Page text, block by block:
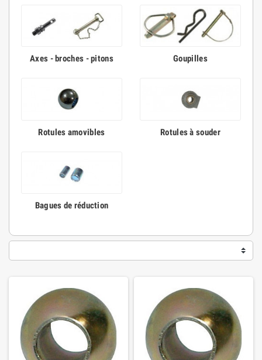
Axes - broches - pitons Goupilles
Rotules amovibles Rotules à souder
Bagues de réduction